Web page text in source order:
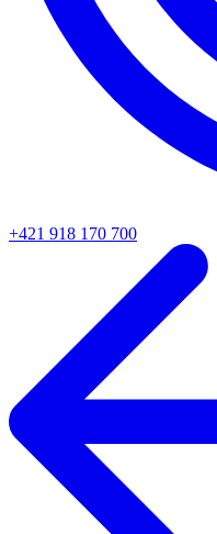
+421 918 170 700